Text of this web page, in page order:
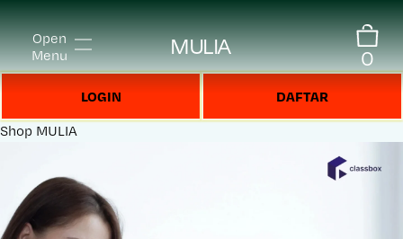
Open
Menu
MULIA 0
LOGIN DAFTAR
Shop MULIA